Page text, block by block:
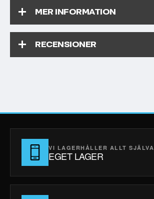
MER INFORMATION
RECENSIONER
VI LAGERHÅLLER ALLT SJÄLVA
EGET LAGER